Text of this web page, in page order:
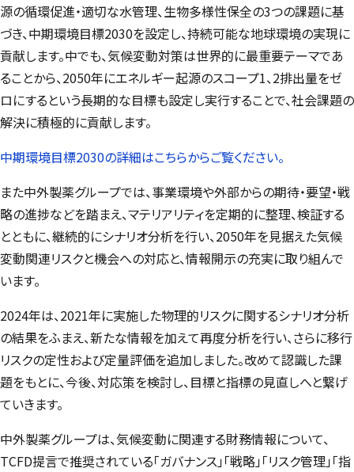
源の循環促進・適切な水管理、生物多様性保全の3つの課題に基
づき、中期環境目標2030を設定し、持続可能な地球環境の実現に
貢献します。中でも、気候変動対策は世界的に最重要テーマであ
ることから、2050年にエネルギー起源のスコープ1、2排出量をゼ
ロにするという長期的な目標も設定し実行することで、社会課題の
解決に積極的に貢献します。
中期環境目標2030の詳細はこちらからご覧ください。
また中外製薬グループでは、事業環境や外部からの期待・要望・戦
略の進捗などを踏まえ、マテリアリティを定期的に整理、検証する
とともに、継続的にシナリオ分析を行い、2050年を見据えた気候
変動関連リスクと機会への対応と、情報開示の充実に取り組んで
います。
2024年は、2021年に実施した物理的リスクに関するシナリオ分析
の結果をふまえ、新たな情報を加えて再度分析を行い、さらに移行
リスクの定性および定量評価を追加しました。改めて認識した課
題をもとに、今後、対応策を検討し、目標と指標の見直しへと繋げ
ていきます。
中外製薬グループは、気候変動に関連する財務情報について、
TCFD提言で推奨されている「ガバナンス」「戦略」「リスク管理」「指